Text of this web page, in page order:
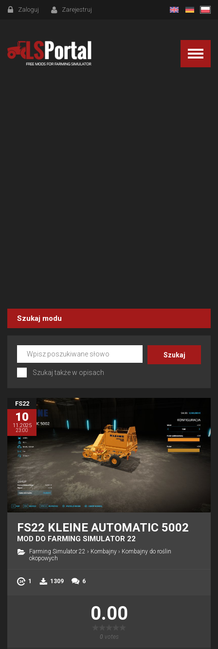
Zaloguj Zarejestruj
Szukaj modu
Szukaj także w opisach
FS22
10
11.2025
23:00
FS22 KLEINE AUTOMATIC 5002
MOD DO FARMING SIMULATOR 22
Farming Simulator 22 › Kombajny › Kombajny do roślin
okopowych
1 1309 6
0.00
0 votes